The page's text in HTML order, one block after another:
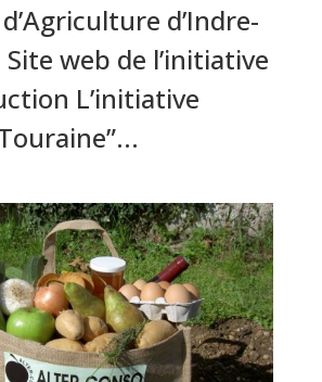
d’Indre-
web de l’initiative
L’initiative